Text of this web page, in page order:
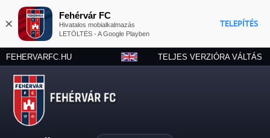
×
Fehérvár FC
Hivatalos mobialkalmazás
LETÖLTÉS - A Google Playben
TELEPÍTÉS
FEHERVARFC.HU TELJES VERZIÓRA VÁLTÁS